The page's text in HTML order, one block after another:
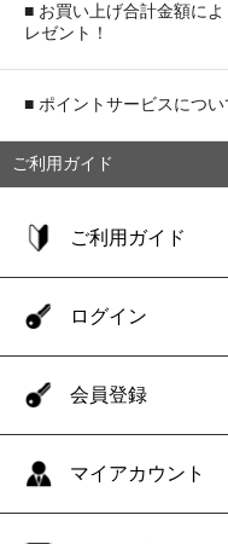
■ お買い上げ合計金額に
レゼント！
■ ポイントサービスについ
ご利用ガイド
ご利用ガイド
ログイン
会員登録
マイアカウント